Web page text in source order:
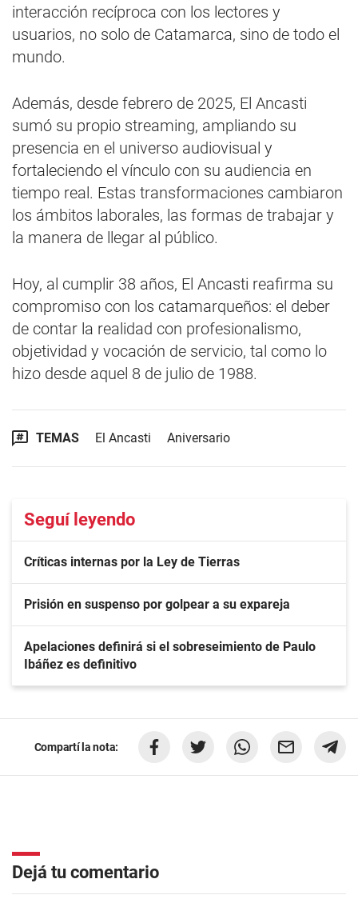
interacción recíproca con los lectores y
usuarios, no solo de Catamarca, sino de todo el
mundo.
Además, desde febrero de 2025, El Ancasti
sumó su propio streaming, ampliando su
presencia en el universo audiovisual y
fortaleciendo el vínculo con su audiencia en
tiempo real. Estas transformaciones cambiaron
los ámbitos laborales, las formas de trabajar y
la manera de llegar al público.
Hoy, al cumplir 38 años, El Ancasti reafirma su
compromiso con los catamarqueños: el deber
de contar la realidad con profesionalismo,
objetividad y vocación de servicio, tal como lo
hizo desde aquel 8 de julio de 1988.
TEMAS El Ancasti Aniversario
Seguí leyendo
Críticas internas por la Ley de Tierras
Prisión en suspenso por golpear a su expareja
Apelaciones definirá si el sobreseimiento de Paulo
Ibáñez es definitivo
Compartí la nota:
Dejá tu comentario